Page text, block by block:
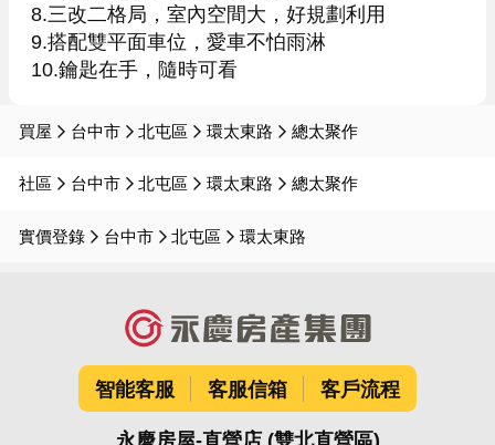
8.三改二格局，室內空間大，好規劃利用
9.搭配雙平面車位，愛車不怕雨淋
10.鑰匙在手，隨時可看
買屋 台中市 北屯區 環太東路 總太聚作
社區 台中市 北屯區 環太東路 總太聚作
實價登錄 台中市 北屯區 環太東路
智能客服 客服信箱 客戶流程
永慶房屋-直營店 (雙北直營區)